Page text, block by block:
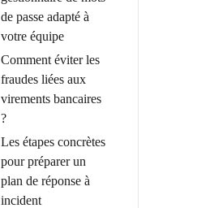
de passe adapté à
votre équipe
Comment éviter les
fraudes liées aux
virements bancaires
?
Les étapes concrètes
pour préparer un
plan de réponse à
incident